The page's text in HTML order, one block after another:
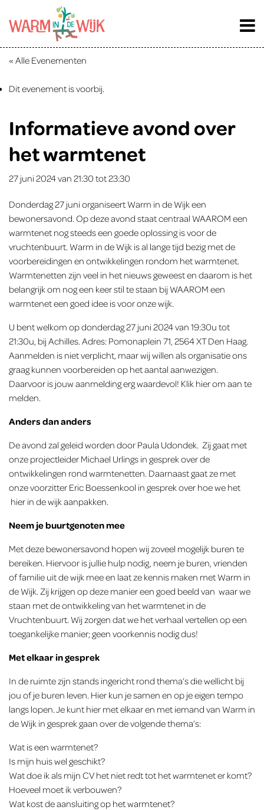
« Alle Evenementen
Dit evenement is voorbij.
Informatieve avond over
het warmtenet
27 juni 2024 van 21:30 tot23:30
Donderdag 27 juni organiseert Warm in de Wijk een
bewonersavond. Op deze avond staat centraal WAAROM een
warmtenet nog steeds een goede oplossing is voor de
vruchtenbuurt. Warm in de Wijk is al lange tijd bezig met de
voorbereidingen en ontwikkelingen rondom het warmtenet.
Warmtenetten zijn veel in het nieuws geweest en daarom is het
belangrijk om nog een keer stil te staan bij WAAROM een
warmtenet een goed idee is voor onze wijk.
U bent welkom op donderdag 27 juni 2024 van 19:30u tot
21:30u, bij Achilles. Adres: Pomonaplein 71, 2564 XT Den Haag.
Aanmelden is niet verplicht, maar wij willen als organisatie ons
graag kunnen voorbereiden op het aantal aanwezigen.
Daarvoor is jouw aanmelding erg waardevol! Klik hierom aan te
melden.
Anders dan anders
De avond zal geleid worden door Paula Udondek. Zij gaat met
onze projectleider Michael Urlings in gesprek over de
ontwikkelingen rond warmtenetten. Daarnaast gaat ze met
onze voorzitter Eric Boessenkool in gesprek over hoe we het
hier in de wijk aanpakken.
Neem je buurtgenoten mee
Met deze bewonersavond hopen wij zoveel mogelijk buren te
bereiken. Hiervoor is jullie hulp nodig, neem je buren, vrienden
of familie uit de wijk mee en laat ze kennis maken met Warm in
de Wijk. Zij krijgen op deze manier een goed beeld van waar we
staan met de ontwikkeling van het warmtenet in de
Vruchtenbuurt. Wij zorgen dat we het verhaal vertellen op een
toegankelijke manier; geen voorkennis nodig dus!
Met elkaar in gesprek
In de ruimte zijn stands ingericht rond thema’s die wellicht bij
jou of je buren leven. Hier kun je samen en op je eigen tempo
langs lopen. Je kunt hier met elkaar en met iemand van Warm in
de Wijk in gesprek gaan over de volgende thema’s:
Wat is een warmtenet?
Is mijn huis wel geschikt?
Wat doe ik als mijn CV het niet redt tot het warmtenet er komt?
Hoeveel moet ik verbouwen?
Wat kost de aansluiting op het warmtenet?